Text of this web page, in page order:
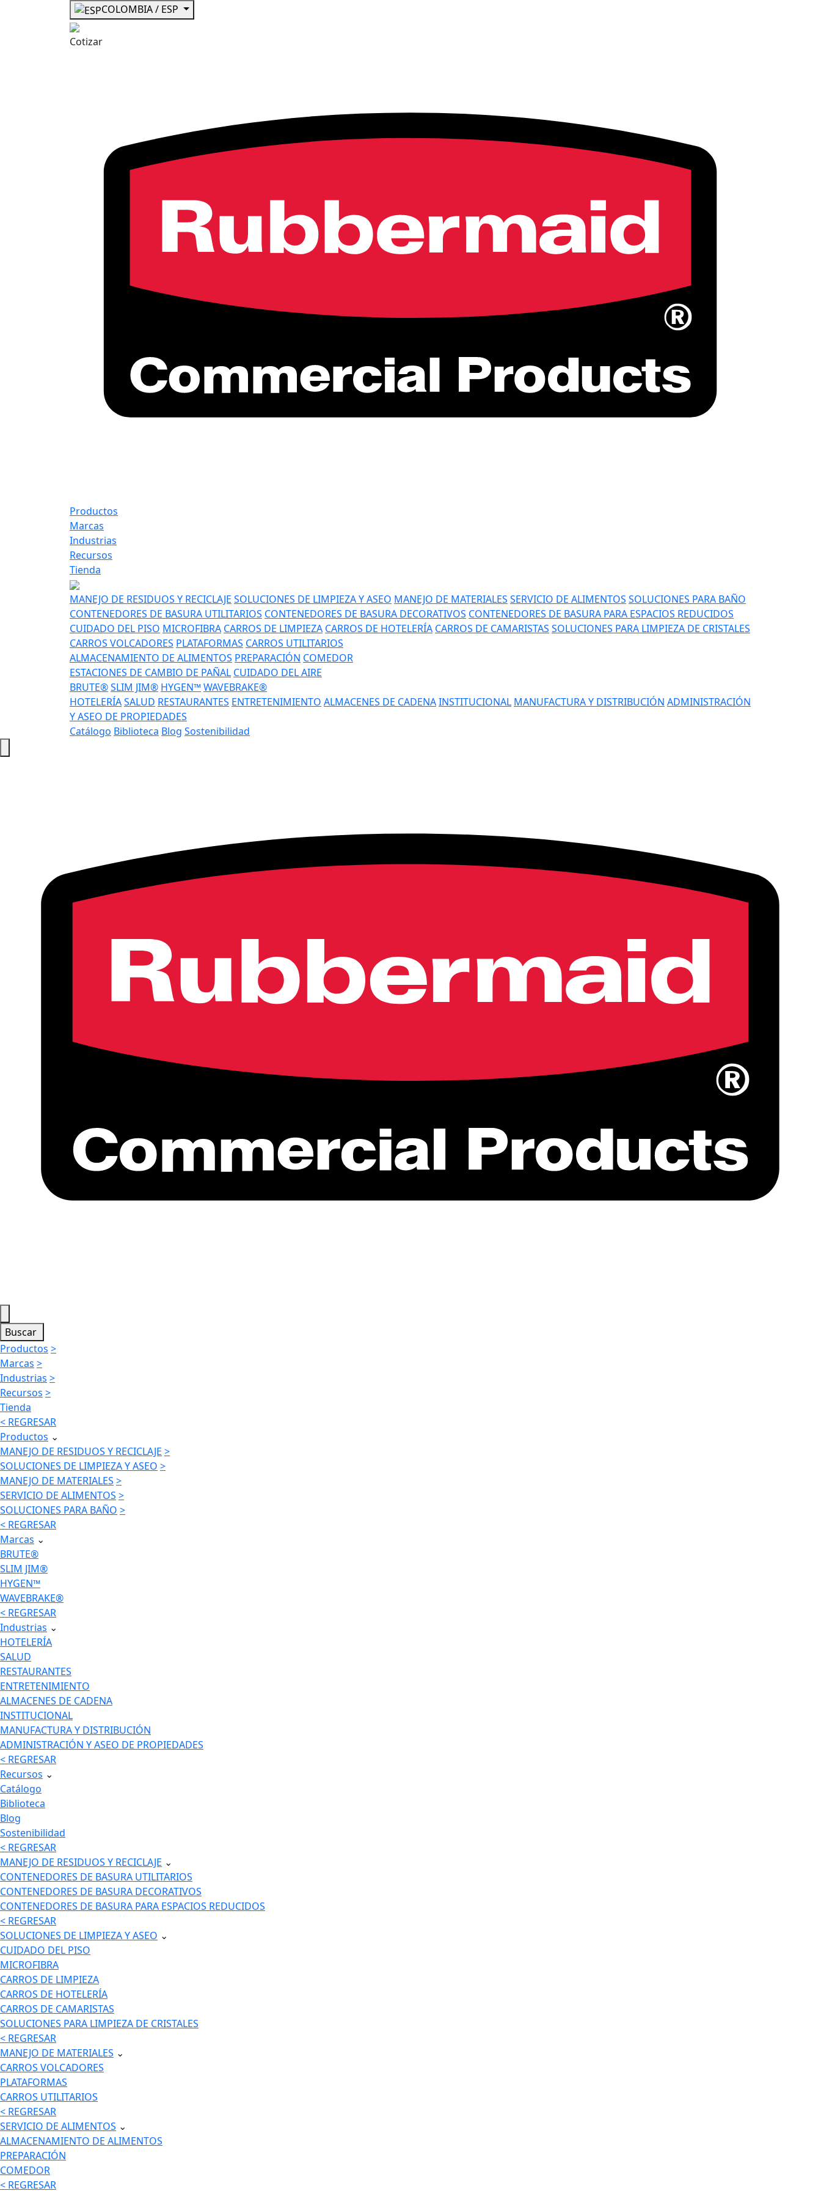
COLOMBIA / ESP
Cotizar
Productos
Marcas
Industrias
Recursos
Tienda
MANEJO DE RESIDUOS Y RECICLAJE SOLUCIONES DE LIMPIEZA Y ASEO MANEJO DE MATERIALES SERVICIO DE ALIMENTOS SOLUCIONES PARA BAÑO
CONTENEDORES DE BASURA UTILITARIOS CONTENEDORES DE BASURA DECORATIVOS CONTENEDORES DE BASURA PARA ESPACIOS REDUCIDOS
CUIDADO DEL PISO MICROFIBRA CARROS DE LIMPIEZA CARROS DE HOTELERÍA CARROS DE CAMARISTAS SOLUCIONES PARA LIMPIEZA DE CRISTALES
CARROS VOLCADORES PLATAFORMAS CARROS UTILITARIOS
ALMACENAMIENTO DE ALIMENTOS PREPARACIÓN COMEDOR
ESTACIONES DE CAMBIO DE PAÑAL CUIDADO DEL AIRE
BRUTE®SLIM JIM® HYGEN™WAVEBRAKE®
HOTELERÍASALUD RESTAURANTES ENTRETENIMIENTO ALMACENES DE CADENAINSTITUCIONAL MANUFACTURA Y DISTRIBUCIÓN ADMINISTRACIÓN
Y ASEO DE PROPIEDADES
Catálogo Biblioteca Blog Sostenibilidad
Buscar
Productos >
Marcas >
Industrias >
Recursos >
Tienda
< REGRESAR
Productos ⌄
MANEJO DE RESIDUOS Y RECICLAJE >
SOLUCIONES DE LIMPIEZA Y ASEO >
MANEJO DE MATERIALES >
SERVICIO DE ALIMENTOS >
SOLUCIONES PARA BAÑO >
< REGRESAR
Marcas ⌄
BRUTE®
SLIM JIM®
HYGEN™
WAVEBRAKE®
< REGRESAR
Industrias ⌄
HOTELERÍA
SALUD
RESTAURANTES
ENTRETENIMIENTO
ALMACENES DE CADENA
INSTITUCIONAL
MANUFACTURA Y DISTRIBUCIÓN
ADMINISTRACIÓN Y ASEO DE PROPIEDADES
< REGRESAR
Recursos ⌄
Catálogo
Biblioteca
Blog
Sostenibilidad
< REGRESAR
MANEJO DE RESIDUOS Y RECICLAJE ⌄
CONTENEDORES DE BASURA UTILITARIOS
CONTENEDORES DE BASURA DECORATIVOS
CONTENEDORES DE BASURA PARA ESPACIOS REDUCIDOS
< REGRESAR
SOLUCIONES DE LIMPIEZA Y ASEO ⌄
CUIDADO DEL PISO
MICROFIBRA
CARROS DE LIMPIEZA
CARROS DE HOTELERÍA
CARROS DE CAMARISTAS
SOLUCIONES PARA LIMPIEZA DE CRISTALES
< REGRESAR
MANEJO DE MATERIALES ⌄
CARROS VOLCADORES
PLATAFORMAS
CARROS UTILITARIOS
< REGRESAR
SERVICIO DE ALIMENTOS ⌄
ALMACENAMIENTO DE ALIMENTOS
PREPARACIÓN
COMEDOR
< REGRESAR